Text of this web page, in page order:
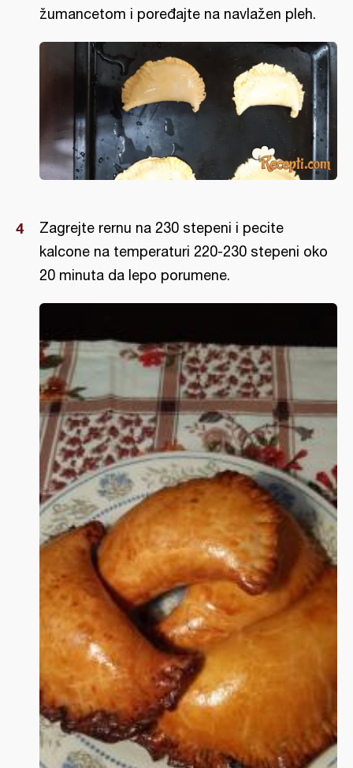
žumancetom i poređajte na navlažen pleh.
Zagrejte rernu na 230 stepeni i pecite
kalcone na temperaturi 220-230 stepeni oko
20 minuta da lepo porumene.